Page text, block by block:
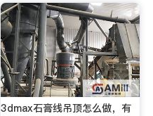
3dmax石膏线吊顶怎么做，有